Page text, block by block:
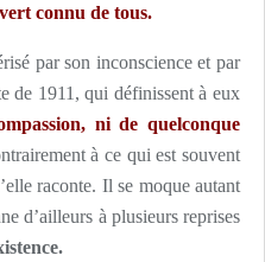
connu de tous.
par son inconscience et par
de 1911, qui définissent à eux
ni de quelconque
à ce qui est souvent
raconte. Il se moque autant
d’ailleurs à plusieurs reprises